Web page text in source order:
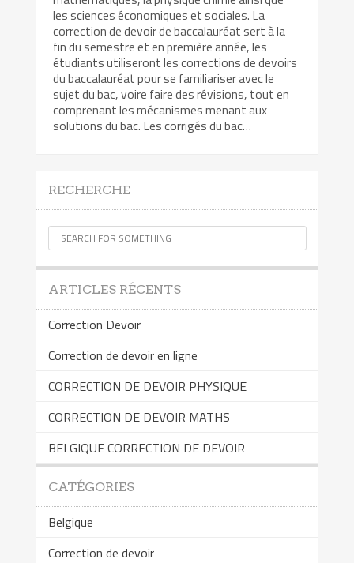
les sciences économiques et sociales. La
correction de devoir de baccalauréat sert à la
fin du semestre et en première année, les
étudiants utiliseront les corrections de devoirs
du baccalauréat pour se familiariser avec le
sujet du bac, voire faire des révisions, tout en
comprenant les mécanismes menant aux
solutions du bac. Les corrigés du bac…
RECHERCHE
ARTICLES RÉCENTS
Correction Devoir
Correction de devoir en ligne
CORRECTION DE DEVOIR PHYSIQUE
CORRECTION DE DEVOIR MATHS
BELGIQUE CORRECTION DE DEVOIR
CATÉGORIES
Belgique
Correction de devoir